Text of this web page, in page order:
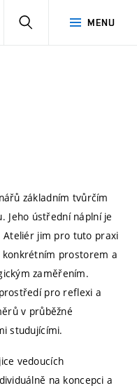
MENU
základním tvůrčím
Jeho ústřední náplní je
Ateliér jim pro tuto praxi
prostorem a
zaměřením.
pro reflexi a
v průběžné
studujícími.
vedoucích
na koncepci a